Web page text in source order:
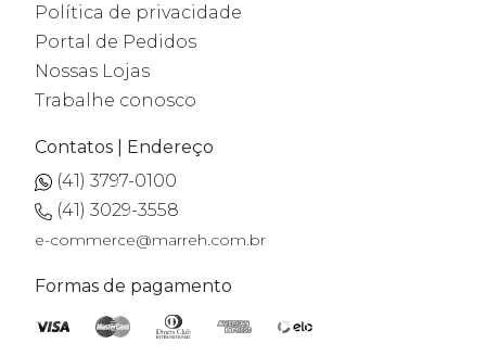
Política de privacidade
Portal de Pedidos
Nossas Lojas
Trabalhe conosco
Contatos | Endereço
(41) 3797-0100
(41) 3029-3558
e-commerce@marreh.com.br
Formas de pagamento